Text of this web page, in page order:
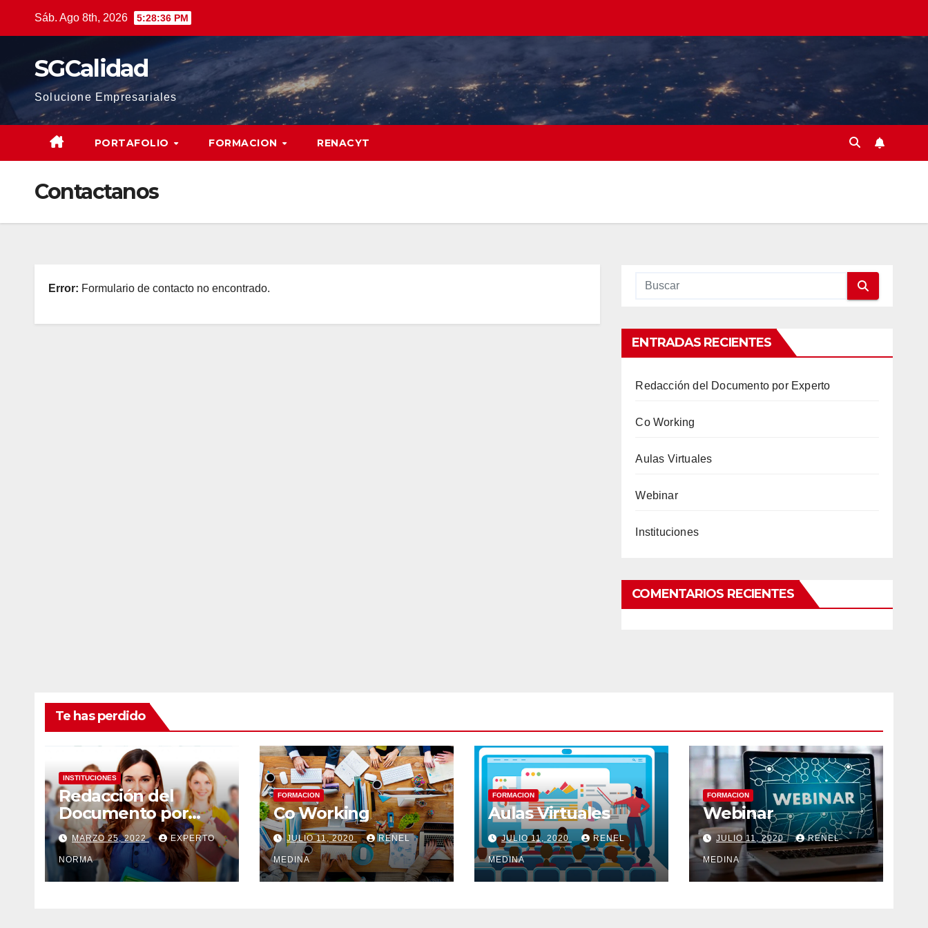
Sáb. Ago 8th, 2026 5:28:37 PM
SGCalidad
Solucione Empresariales
PORTAFOLIO FORMACION RENACYT
Contactanos
Error: Formulario de contacto no encontrado.
ENTRADAS RECIENTES
Redacción del Documento por Experto
Co Working
Aulas Virtuales
Webinar
Instituciones
COMENTARIOS RECIENTES
Te has perdido
INSTITUCIONES
Redacción del
Documento por
Experto
MARZO 25, 2022 EXPERTO
NORMA
FORMACION
Co Working
JULIO 11, 2020 RENEL
MEDINA
FORMACION
Aulas Virtuales
JULIO 11, 2020 RENEL
MEDINA
FORMACION
Webinar
JULIO 11, 2020 RENEL
MEDINA